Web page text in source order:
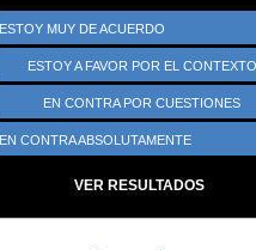
ESTOY MUY DE ACUERDO
ESTOY A FAVOR POR EL CONTEXTO
CRÍTICO
EN CONTRA POR CUESTIONES
ESTRATÉGICAS
EN CONTRA ABSOLUTAMENTE
VER RESULTADOS